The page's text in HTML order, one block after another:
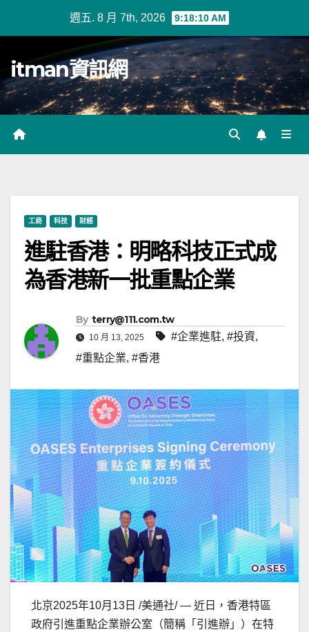
週五. 8 月 7th, 2026 9:18:11 AM
itman資訊網
工商 科技 財經
進駐香港：明略科技正式成
為香港新一批重點企業
By terry@111.com.tw
10 月 13, 2025 #企業進駐, #投資,
#重點企業, #香港
北京2025年10月13日 /美通社/ — 近日，香港特區
政府引進重點企業辦公室（簡稱「引進辦」）在特